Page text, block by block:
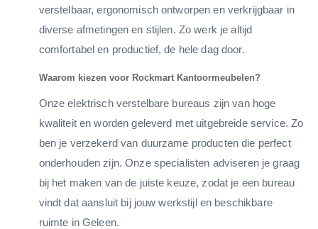
verstelbaar, ergonomisch ontworpen en verkrijgbaar in
diverse afmetingen en stijlen. Zo werk je altijd
comfortabel en productief, de hele dag door.
Waarom kiezen voor Rockmart Kantoormeubelen?
Onze elektrisch verstelbare bureaus zijn van hoge
kwaliteit en worden geleverd met uitgebreide service. Zo
ben je verzekerd van duurzame producten die perfect
onderhouden zijn. Onze specialisten adviseren je graag
bij het maken van de juiste keuze, zodat je een bureau
vindt dat aansluit bij jouw werkstijl en beschikbare
ruimte in Geleen.